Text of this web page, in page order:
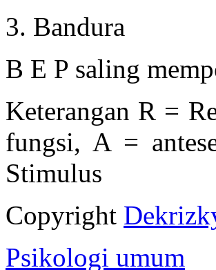
3. Bandura
B E P saling
Keterangan R =
fungsi, A =
Stimulus
Copyright
Psikologi umum